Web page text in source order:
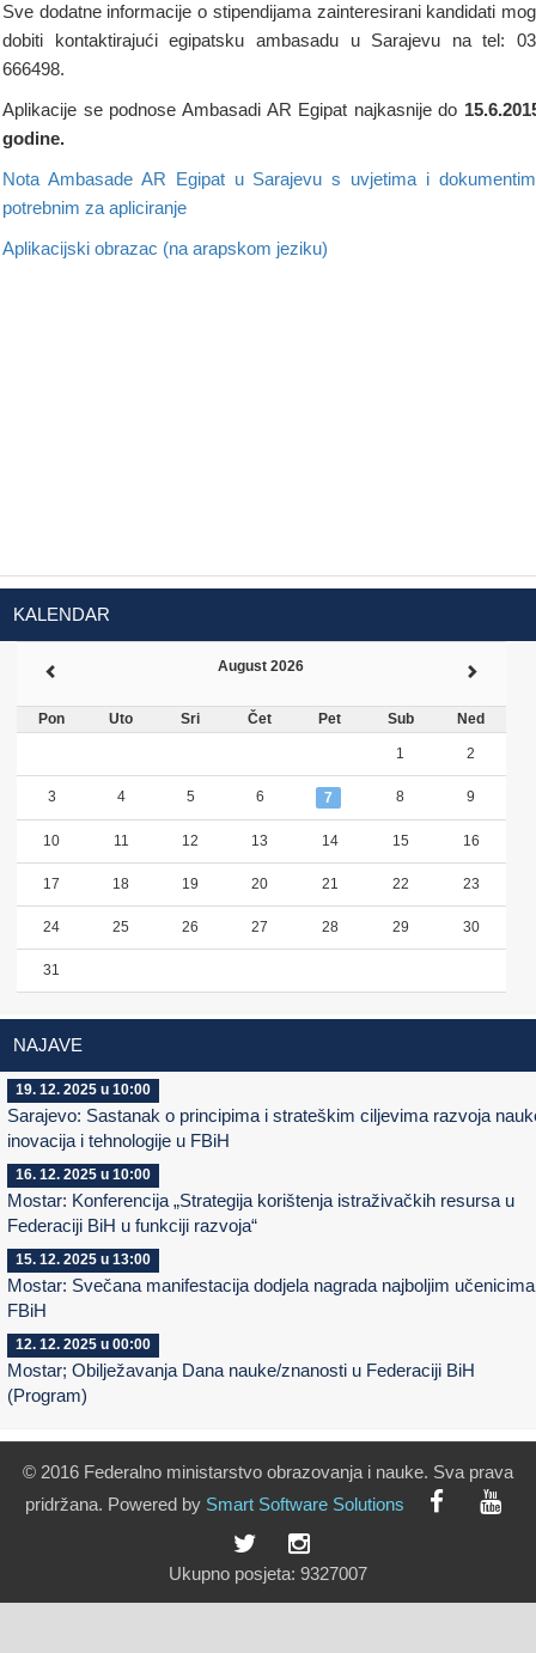
Sve dodatne informacije o stipendijama zainteresirani kandidati
dobiti kontaktirajući egipatsku ambasadu u Sarajevu na tel:
666498.
Aplikacije se podnose Ambasadi AR Egipat najkasnije do
godine.
Nota Ambasade AR Egipat u Sarajevu s uvjetima i
potrebnim za apliciranje
Aplikacijski obrazac (na arapskom jeziku)
KALENDAR
August 2026
Pon Uto Sri Čet Pet Sub Ned
1 2
3 4 5 6 7 8 9
10 11 12 13 14 15 16
17 18 19 20 21 22 23
24 25 26 27 28 29 30
31
NAJAVE
19. 12. 2025 u 10:00
Sarajevo: Sastanak o principima i strateškim ciljevima razvoja
inovacija i tehnologije u FBiH
16. 12. 2025 u 10:00
Mostar: Konferencija „Strategija korištenja istraživačkih resursa u
Federaciji BiH u funkciji razvoja“
15. 12. 2025 u 13:00
Mostar: Svečana manifestacija dodjela nagrada najboljim
FBiH
12. 12. 2025 u 00:00
Mostar; Obilježavanja Dana nauke/znanosti u Federaciji BiH
(Program)
© 2016 Federalno ministarstvo obrazovanja i nauke. Sva prava
pridržana. Powered by Smart Software Solutions
Ukupno posjeta: 9327007